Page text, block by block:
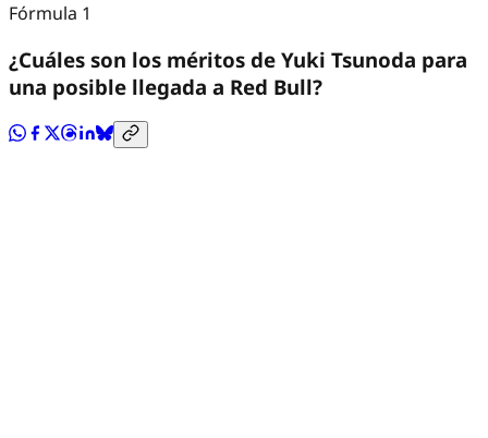
Fórmula 1
¿Cuáles son los méritos de Yuki Tsunoda para
una posible llegada a Red Bull?